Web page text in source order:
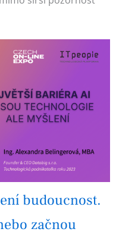
budoucnost.
začnou